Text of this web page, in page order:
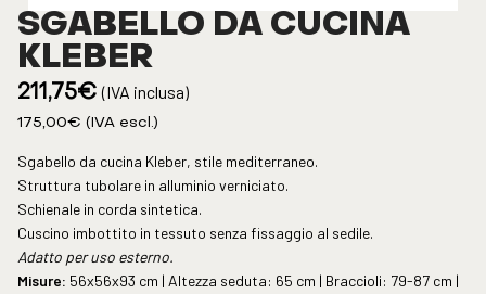
SGABELLO DA CUCINA
KLEBER
211,75€ (IVA inclusa)
175,00€ (IVA escl.)
Sgabello da cucina Kleber, stile mediterraneo.
Struttura tubolare in alluminio verniciato.
Schienale in corda sintetica.
Cuscino imbottito in tessuto senza fissaggio al sedile.
Adatto per uso esterno.
Misure: 56x56x93 cm | Altezza seduta: 65 cm | Braccioli: 79-87 cm |